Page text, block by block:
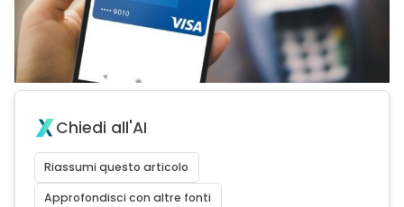
Chiedi all'AI
Riassumi questo articolo
Approfondisci con altre fonti